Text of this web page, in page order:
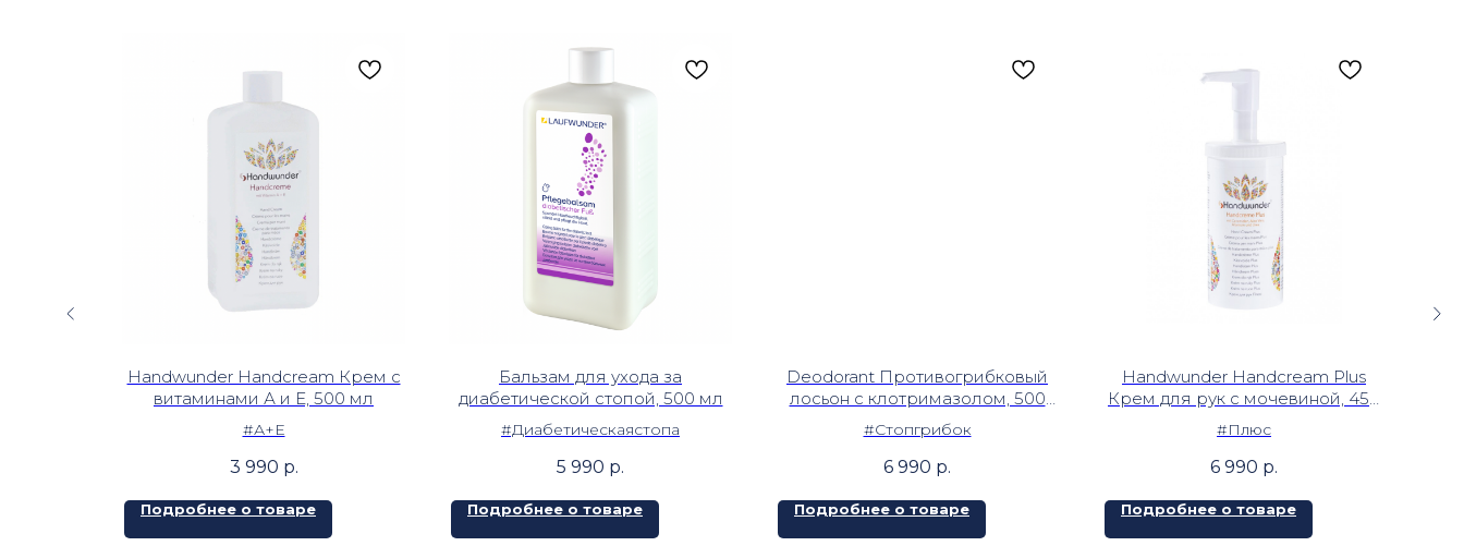
Handwunder Handcream Крем с
витаминами А и Е, 500 мл
#А+Е
3 990 р.
Подробнее о товаре
Бальзам для ухода за
диабетической стопой, 500 мл
#Диабетическаястопа
5 990 р.
Подробнее о товаре
Deodorant Противогрибковый
лосьон с клотримазолом, 500
#Стопгрибок
6 990 р.
Подробнее о товаре
Handwunder Handcream Plus
Крем для рук с мочевиной, 450
мл с дозатором
#Плюс
6 990 р.
Подробнее о товаре